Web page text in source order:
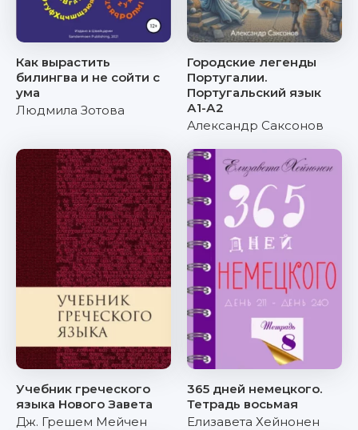
Как вырастить
билингва и не сойти с
ума
Людмила Зотова
Городские легенды
Португалии.
Португальский язык
А1-А2
Александр Саксонов
Учебник греческого
языка Нового Завета
Дж. Грешем Мейчен
365 дней немецкого.
Тетрадь восьмая
Елизавета Хейнонен